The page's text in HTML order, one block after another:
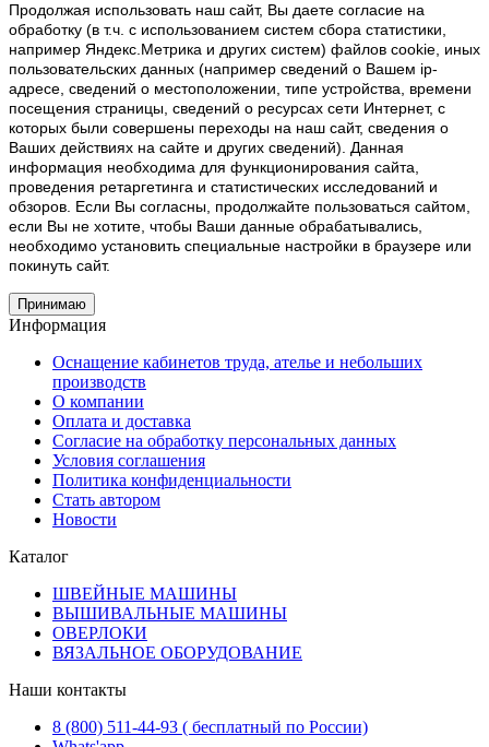
Продолжая использовать наш cайт, Вы даете согласие на
обработку (в т.ч. с использованием систем сбора статистики,
например Яндекс.Метрика и других систем) файлов cookie, иных
пользовательских данных (например сведений о Вашем ip-
адресе, сведений о местоположении, типе устройства, времени
посещения страницы, сведений о ресурсах сети Интернет, с
которых были совершены переходы на наш сайт, сведения о
Ваших действиях на сайте и других сведений). Данная
информация необходима для функционирования сайта,
проведения ретаргетинга и статистических исследований и
обзоров. Если Вы согласны, продолжайте пользоваться сайтом,
если Вы не хотите, чтобы Ваши данные обрабатывались,
необходимо установить специальные настройки в браузере или
покинуть сайт.
Принимаю
Информация
Оснащение кабинетов труда, ателье и небольших
производств
О компании
Оплата и доставка
Согласие на обработку персональных данных
Условия соглашения
Политика конфиденциальности
Стать автором
Новости
Каталог
ШВЕЙНЫЕ МАШИНЫ
ВЫШИВАЛЬНЫЕ МАШИНЫ
ОВЕРЛОКИ
ВЯЗАЛЬНОЕ ОБОРУДОВАНИЕ
Наши контакты
8 (800) 511-44-93 ( бесплатный по России)